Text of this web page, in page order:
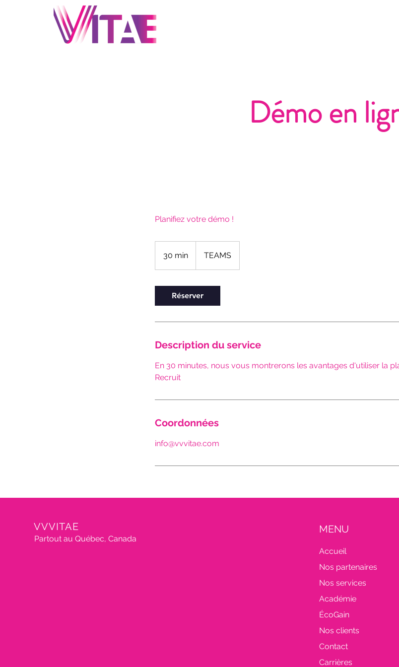
Démo en
Planifiez votre démo !
30 min
0
TEAMS
Réserver
Description du service
En 30 minutes, nous vous montrerons les avantages d'utiliser la
Recruit
Coordonnées
info@vvvitae.com
VVVITAE
Partout au Québec, Canada
MENU
Accueil
Nos partenaires
Nos services
Académie
ÉcoGain
Nos clients
Contact
Carrières